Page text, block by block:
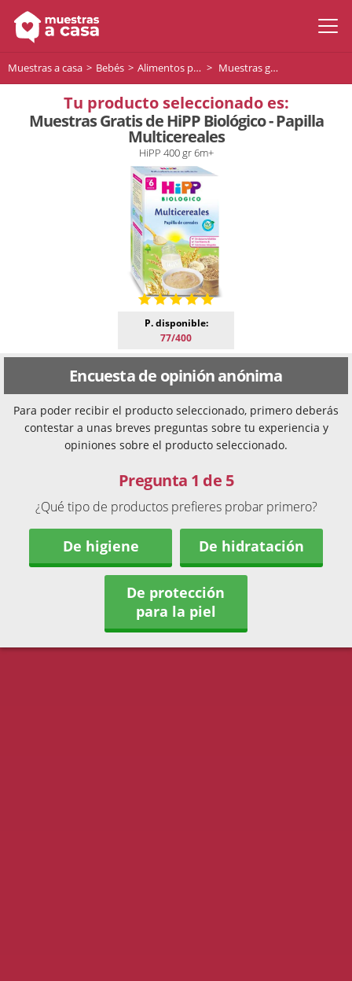
Muestras a casa Bebés Alimentos para bebés Muestras gratis de HiPP Biológico - Papilla Multicereales
Tu producto seleccionado es:
Muestras Gratis de HiPP Biológico - Papilla
Multicereales
HiPP 400 gr 6m+
P. disponible:
77/400
Encuesta de opinión anónima
Para poder recibir el producto seleccionado, primero deberás
contestar a unas breves preguntas sobre tu experiencia y
opiniones sobre el producto seleccionado.
Pregunta 1 de 5
¿Qué tipo de productos prefieres probar primero?
De higiene De hidratación
De protección
para la piel